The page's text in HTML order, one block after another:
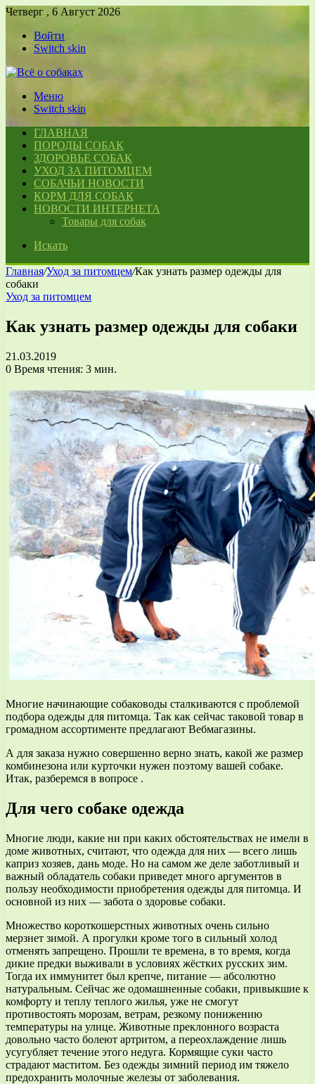
Четверг , 6 Август 2026
Войти
Switch skin
Меню
Switch skin
ГЛАВНАЯ
ПОРОДЫ СОБАК
ЗДОРОВЬЕ СОБАК
УХОД ЗА ПИТОМЦЕМ
СОБАЧЬИ НОВОСТИ
КОРМ ДЛЯ СОБАК
НОВОСТИ ИНТЕРНЕТА
Товары для собак
Искать
Главная/Уход за питомцем/Как узнать размер одежды для
собаки
Уход за питомцем
Как узнать размер одежды для собаки
21.03.2019
0 Время чтения: 3 мин.
Многие начинающие собаководы сталкиваются с проблемой
подбора одежды для питомца. Так как сейчас таковой товар в
громадном ассортименте предлагают Вебмагазины.
А для заказа нужно совершенно верно знать, какой же размер
комбинезона или курточки нужен поэтому вашей собаке.
Итак, разберемся в вопросе .
Для чего собаке одежда
Многие люди, какие ни при каких обстоятельствах не имели в
доме животных, считают, что одежда для них — всего лишь
каприз хозяев, дань моде. Но на самом же деле заботливый и
важный обладатель собаки приведет много аргументов в
пользу необходимости приобретения одежды для питомца. И
основной из них — забота о здоровье собаки.
Множество короткошерстных животных очень сильно
мерзнет зимой. А прогулки кроме того в сильный холод
отменять запрещено. Прошли те времена, в то время, когда
дикие предки выживали в условиях жёстких русских зим.
Тогда их иммунитет был крепче, питание — абсолютно
натуральным. Сейчас же одомашненные собаки, привыкшие к
комфорту и теплу теплого жилья, уже не смогут
противостоять морозам, ветрам, резкому понижению
температуры на улице. Животные преклонного возраста
довольно часто болеют артритом, а переохлаждение лишь
усугубляет течение этого недуга. Кормящие суки часто
страдают маститом. Без одежды зимний период им тяжело
предохранить молочные железы от заболевания.